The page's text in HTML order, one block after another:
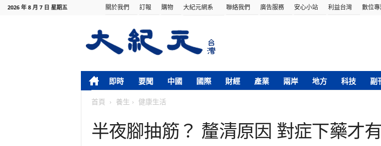
2026 年 8 月 7 日 星期五 關於我們 訂報 購物 大紀元網系 聯絡我們 廣告服務 安心小站 利益台灣 數位
即時 要聞 中國 國際 財經 產業 兩岸 地方 科技 副
首頁 養生 健康生活
半夜腳抽筋？ 釐清原因 對症下藥才